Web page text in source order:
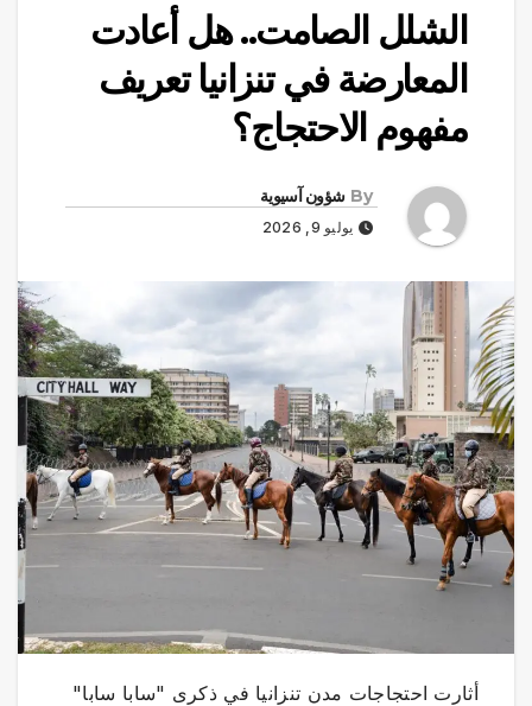
الشلل الصامت.. هل أعادت
المعارضة في تنزانيا تعريف
مفهوم الاحتجاج؟
By شؤون آسيوية
يوليو 9, 2026
أثارت احتجاجات مدن تنزانيا في ذكرى "سابا سابا"